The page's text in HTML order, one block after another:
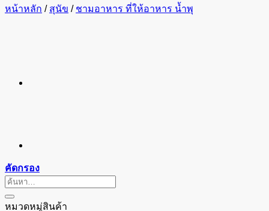
หน้าหลัก / สุนัข / ชามอาหาร ที่ให้อาหาร น้ำพุ
คัดกรอง
ค้นหา:
หมวดหมู่สินค้า